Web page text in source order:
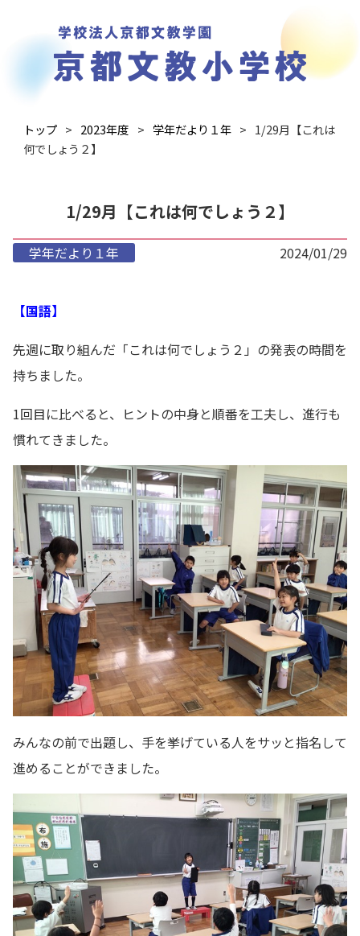
トップ 2023年度 学年だより１年
1/29月【これは
何でしょう２】
1/29月【これは何でしょう２】
学年だより１年 2024/01/29
【国語】
先週に取り組んだ「これは何でしょう２」の発表の時間を
持ちました。
1回目に比べると、ヒントの中身と順番を工夫し、進行も
慣れてきました。
みんなの前で出題し、手を挙げている人をサッと指名して
進めることができました。